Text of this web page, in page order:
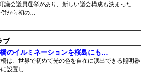
議会議員選挙があり、新しい議会構成も決まった
併から初の…
ブ
のイルミネーションを桜島にも…
は、世界で初めて光の色を自在に演出できる照明器
に設置し…